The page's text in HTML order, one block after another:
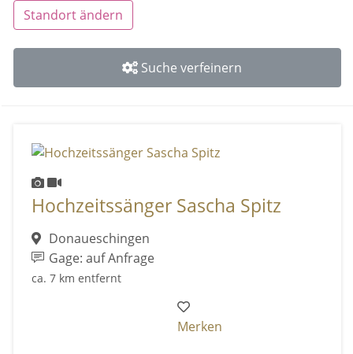
Standort ändern
Suche verfeinern
Hochzeitssänger Sascha Spitz
Donaueschingen
Gage: auf Anfrage
ca. 7 km entfernt
Merken